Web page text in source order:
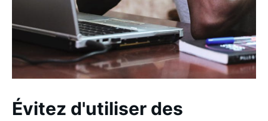
Évitez d'utiliser des